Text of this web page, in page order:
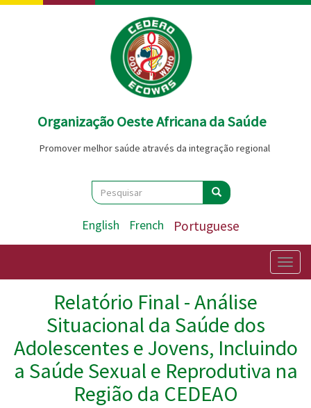
Passar
Organização Oeste Africana da Saúde
Promover melhor saúde através da integração regional
Search
Pesquisar Pesquisar
English French Portuguese
Relatório Final - Análise
Situacional da Saúde dos
Adolescentes e Jovens, Incluindo
a Saúde Sexual e Reprodutiva na
Região da CEDEAO